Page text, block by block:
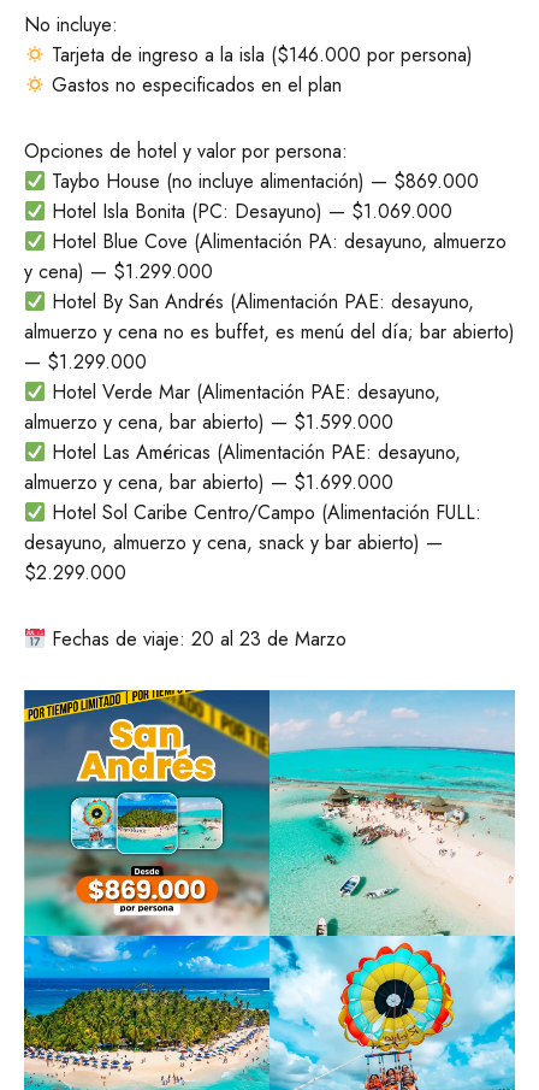
No incluye:
Tarjeta de ingreso a la isla ($146.000 por persona)
Gastos no especificados en el plan
Opciones de hotel y valor por persona:
Taybo House (no incluye alimentación) — $869.000
Hotel Isla Bonita (PC: Desayuno) — $1.069.000
Hotel Blue Cove (Alimentación PA: desayuno, almuerzo
y cena) — $1.299.000
Hotel By San Andrés (Alimentación PAE: desayuno,
almuerzo y cena no es buffet, es menú del día; bar abierto)
— $1.299.000
Hotel Verde Mar (Alimentación PAE: desayuno,
almuerzo y cena, bar abierto) — $1.599.000
Hotel Las Américas (Alimentación PAE: desayuno,
almuerzo y cena, bar abierto) — $1.699.000
Hotel Sol Caribe Centro/Campo (Alimentación FULL:
desayuno, almuerzo y cena, snack y bar abierto) —
$2.299.000
Fechas de viaje: 20 al 23 de Marzo